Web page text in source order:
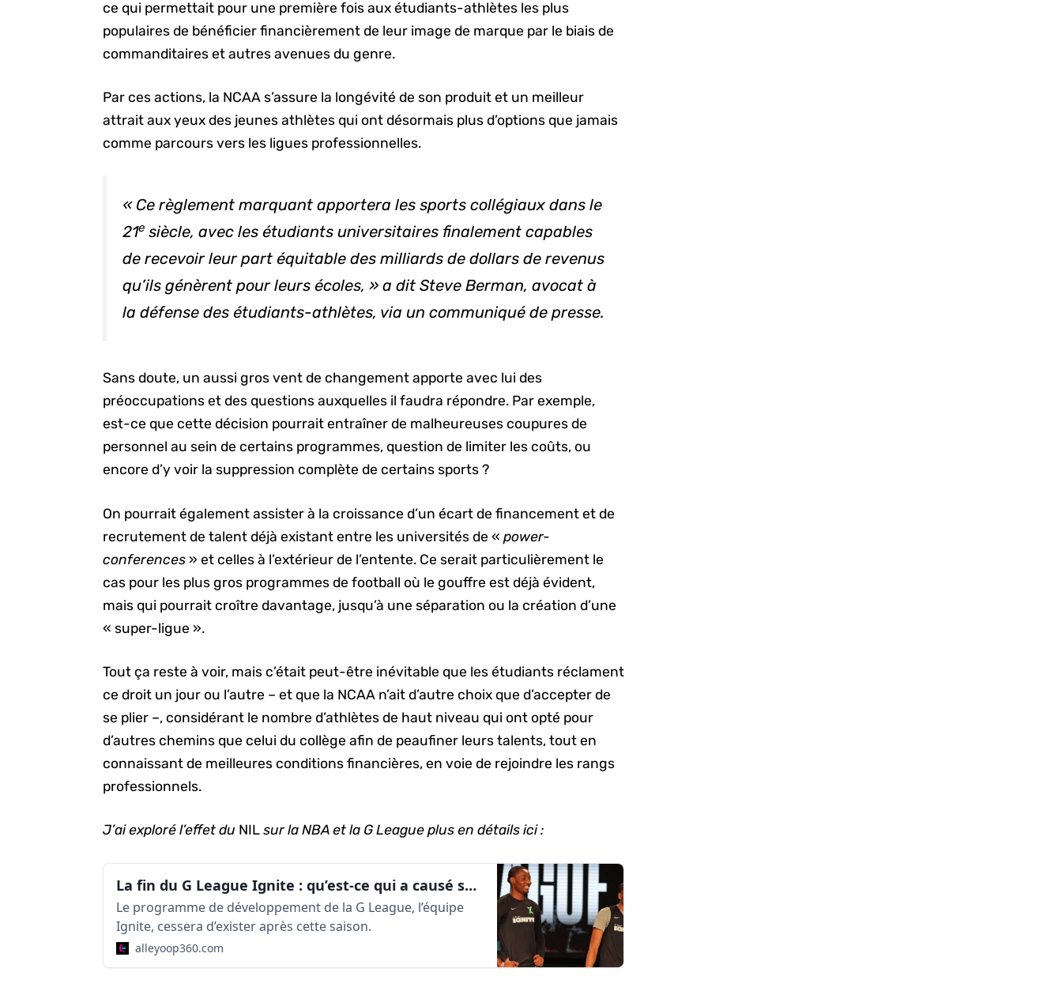
ce qui permettait pour une première fois aux étudiants-athlètes les plus
populaires de bénéficier financièrement de leur image de marque par le biais de
commanditaires et autres avenues du genre.
Par ces actions, la NCAA s’assure la longévité de son produit et un meilleur
attrait aux yeux des jeunes athlètes qui ont désormais plus d’options que jamais
comme parcours vers les ligues professionnelles.
« Ce règlement marquant apportera les sports collégiaux dans le
21e siècle, avec les étudiants universitaires finalement capables
de recevoir leur part équitable des milliards de dollars de revenus
qu’ils génèrent pour leurs écoles, » a dit Steve Berman, avocat à
la défense des étudiants-athlètes, via un communiqué de presse.
Sans doute, un aussi gros vent de changement apporte avec lui des
préoccupations et des questions auxquelles il faudra répondre. Par exemple,
est-ce que cette décision pourrait entraîner de malheureuses coupures de
personnel au sein de certains programmes, question de limiter les coûts, ou
encore d’y voir la suppression complète de certains sports ?
On pourrait également assister à la croissance d’un écart de financement et de
recrutement de talent déjà existant entre les universités de «power-
conferences » et celles à l’extérieur de l’entente. Ce serait particulièrement le
cas pour les plus gros programmes de football où le gouffre est déjà évident,
mais qui pourrait croître davantage, jusqu’à une séparation ou la création d’une
« super-ligue ».
Tout ça reste à voir, mais c’était peut-être inévitable que les étudiants réclament
ce droit un jour ou l’autre – et que la NCAA n’ait d’autre choix que d’accepter de
se plier –, considérant le nombre d’athlètes de haut niveau qui ont opté pour
d’autres chemins que celui du collège afin de peaufiner leurs talents, tout en
connaissant de meilleures conditions financières, en voie de rejoindre les rangs
professionnels.
J’ai exploré l’effet du NIL sur la NBA et la G League plus en détails ici :
La fin du G League Ignite : qu’est-ce qui a causé sa perte? | AlleyOop360
Le programme de développement de la G League, l’équipe
Ignite, cessera d’exister après cette saison.
alleyoop360.com